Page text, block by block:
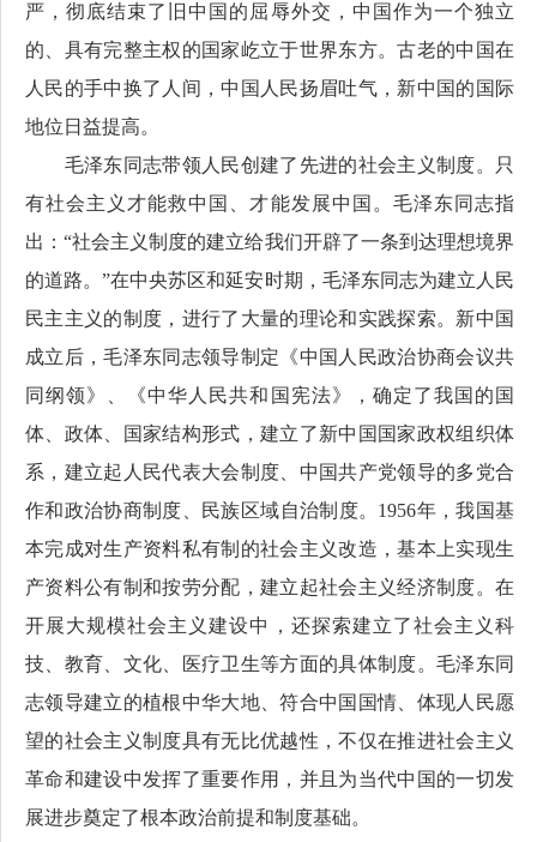
严，彻底结束了旧中国的屈辱外交，中国作为一个独立
的、具有完整主权的国家屹立于世界东方。古老的中国在
人民的手中换了人间，中国人民扬眉吐气，新中国的国际
地位日益提高。
毛泽东同志带领人民创建了先进的社会主义制度。只
有社会主义才能救中国、才能发展中国。毛泽东同志指
出：“社会主义制度的建立给我们开辟了一条到达理想境界
的道路。”在中央苏区和延安时期，毛泽东同志为建立人民
民主主义的制度，进行了大量的理论和实践探索。新中国
成立后，毛泽东同志领导制定《中国人民政治协商会议共
同纲领》、《中华人民共和国宪法》，确定了我国的国
体、政体、国家结构形式，建立了新中国国家政权组织体
系，建立起人民代表大会制度、中国共产党领导的多党合
作和政治协商制度、民族区域自治制度。1956年，我国基
本完成对生产资料私有制的社会主义改造，基本上实现生
产资料公有制和按劳分配，建立起社会主义经济制度。在
开展大规模社会主义建设中，还探索建立了社会主义科
技、教育、文化、医疗卫生等方面的具体制度。毛泽东同
志领导建立的植根中华大地、符合中国国情、体现人民愿
望的社会主义制度具有无比优越性，不仅在推进社会主义
革命和建设中发挥了重要作用，并且为当代中国的一切发
展进步奠定了根本政治前提和制度基础。